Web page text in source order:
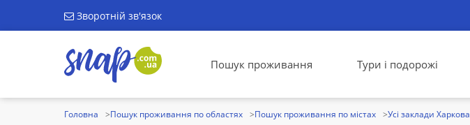
Зворотній зв'язок
Пошук проживання Тури і подорожі
Головна Пошук проживання по областях Пошук проживання по містах Усі заклади Харкова